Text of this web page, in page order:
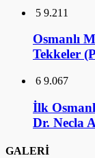
5 9.211
Osmanlı
Tekkeler
6 9.067
İlk
Dr. Necla
GALERİ